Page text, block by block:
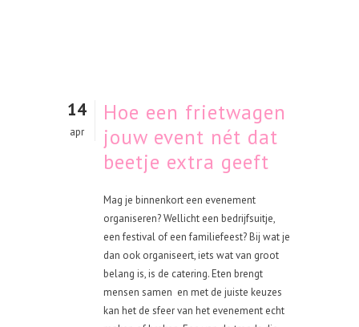
14
apr
Hoe een frietwagen
jouw event nét dat
beetje extra geeft
Mag je binnenkort een evenement
organiseren? Wellicht een bedrijfsuitje,
een festival of een familiefeest? Bij wat je
dan ook organiseert, iets wat van groot
belang is, is de catering. Eten brengt
mensen samen en met de juiste keuzes
kan het de sfeer van het evenement echt